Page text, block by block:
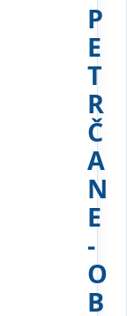
P
E
T
R
Č
A
N
E
-
O
B